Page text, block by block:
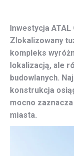
Inwestycja
Zlokalizowany
kompleks
lokalizacją, ale
budowlanych.
konstrukcja
mocno
miasta.